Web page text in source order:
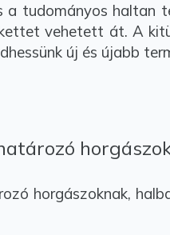
a tudományos haltan
vehetett át. A
új és újabb
horgászoknak,